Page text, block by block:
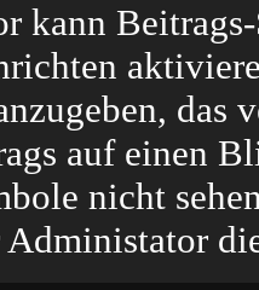
kann
das
auf einen
nicht
Administator